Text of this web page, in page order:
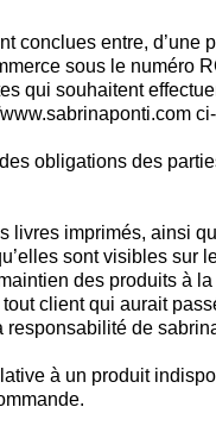
conclues entre, d’une
sous le numéro
qui souhaitent
obligations des
livres imprimés, ainsi
sont visibles sur
des produits à
client qui aurait
de
à un produit